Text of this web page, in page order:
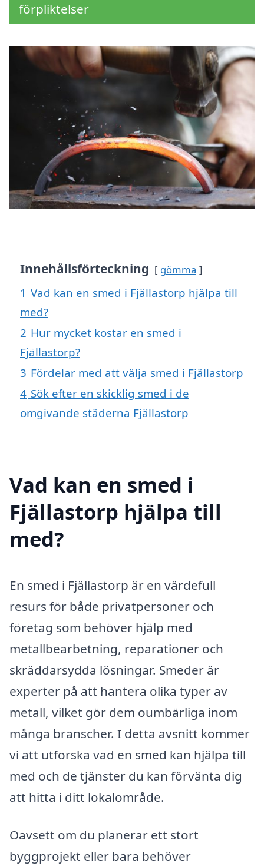
förpliktelser
Innehållsförteckning gömma
1 Vad kan en smed i Fjällastorp hjälpa till
med?
2 Hur mycket kostar en smed i
Fjällastorp?
3 Fördelar med att välja smed i Fjällastorp
4 Sök efter en skicklig smed i de
omgivande städerna Fjällastorp
Vad kan en smed i
Fjällastorp hjälpa till
med?
En smed i Fjällastorp är en värdefull
resurs för både privatpersoner och
företag som behöver hjälp med
metallbearbetning, reparationer och
skräddarsydda lösningar. Smeder är
experter på att hantera olika typer av
metall, vilket gör dem oumbärliga inom
många branscher. I detta avsnitt kommer
vi att utforska vad en smed kan hjälpa till
med och de tjänster du kan förvänta dig
att hitta i ditt lokalområde.
Oavsett om du planerar ett stort
byggprojekt eller bara behöver